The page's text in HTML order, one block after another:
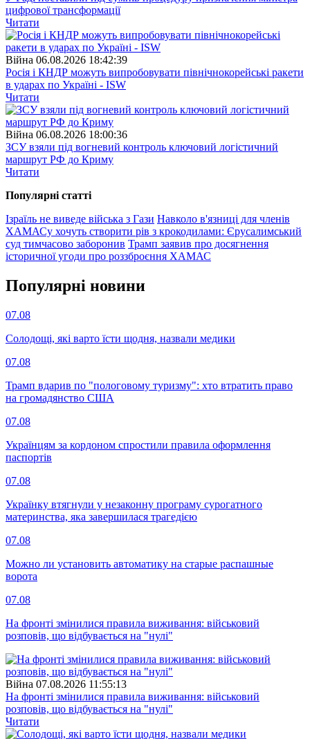
цифрової трансформації
Читати
Війна 06.08.2026 18:42:39
Росія і КНДР можуть випробовувати північнокорейські ракети
в ударах по Україні - ISW
Читати
Війна 06.08.2026 18:00:36
ЗСУ взяли під вогневий контроль ключовий логістичний
маршрут РФ до Криму
Читати
Популярнi статтi
Ізраїль не виведе війська з Гази Навколо в'язниці для членів
ХАМАСу хочуть створити рів з крокодилами: Єрусалимський
суд тимчасово заборонив Трамп заявив про досягнення
історичної угоди про роззброєння ХАМАС
Популярнi новини
07.08
Солодощі, які варто їсти щодня, назвали медики
07.08
Трамп вдарив по "пологовому туризму": хто втратить право
на громадянство США
07.08
Українцям за кордоном спростили правила оформлення
паспортів
07.08
Українку втягнули у незаконну програму сурогатного
материнства, яка завершилася трагедією
07.08
Можно ли установить автоматику на старые распашные
ворота
07.08
На фронті змінилися правила виживання: військовий
розповів, що відбувається на "нулі"
Війна 07.08.2026 11:55:13
На фронті змінилися правила виживання: військовий
розповів, що відбувається на "нулі"
Читати